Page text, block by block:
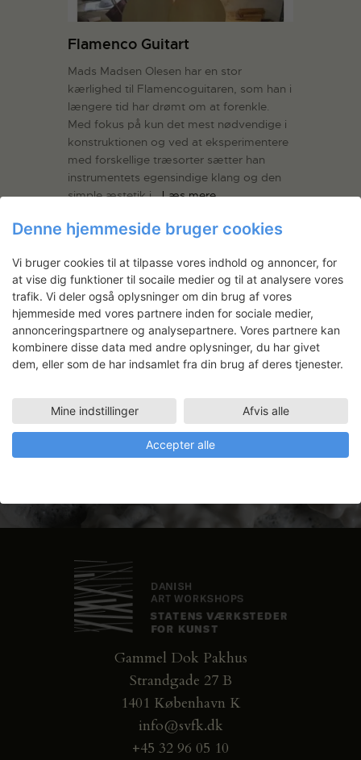
Flamenco Guitart
Mads Madsen Olesen har en stor
kærlighed til Flamencoguitaren, som han i
længere tid har drømt om at forenkle.
Med fokus på kun det mest nødvendige i
konstruktionen og ved at eksperimentere
med forskellige træsorter sætter han
instrumentets egensindige klang og den
simple æstetik i…Læs mere
LÆS MERE
Nyhedsbrev
Få ansøgningsfrister, arrangementer
Gammel Dok Pakhus
Strandgade 27 B
1401 København K
info@svfk.dk
+45 32 96 05 10
Denne hjemmeside bruger cookies
Vi bruger cookies til at tilpasse vores indhold og annoncer, for
at vise dig funktioner til socaile medier og til at analysere vores
trafik. Vi deler også oplysninger om din brug af vores
hjemmeside med vores partnere inden for sociale medier,
annonceringspartnere og analysepartnere. Vores partnere kan
kombinere disse data med andre oplysninger, du har givet
dem, eller som de har indsamlet fra din brug af deres tjenester.
Mine indstillinger Afvis alle
Accepter alle